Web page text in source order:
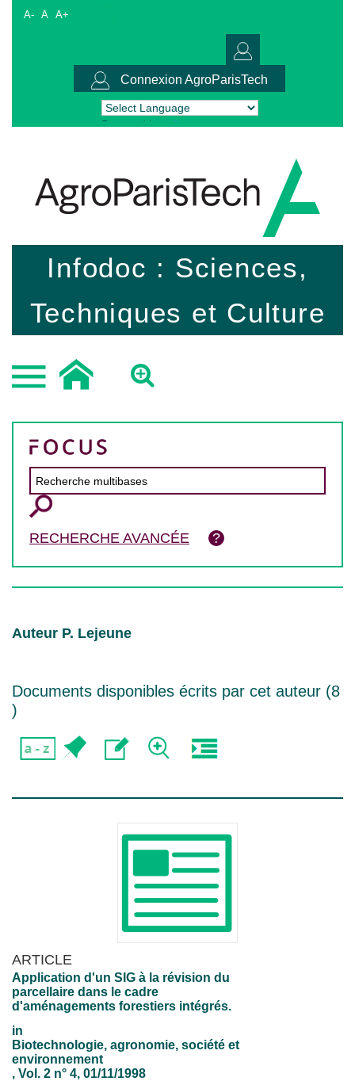
A- A A+
Connexion AgroParisTech
Powered by Translate
Infodoc : Sciences,
Techniques et Culture
RECHERCHE AVANCÉE
Auteur P. Lejeune
Documents disponibles écrits par cet auteur (8
)
ARTICLE
Application d'un SIG à la révision du
parcellaire dans le cadre
d'aménagements forestiers intégrés.
in
Biotechnologie, agronomie, société et
environnement
, Vol. 2 n° 4, 01/11/1998